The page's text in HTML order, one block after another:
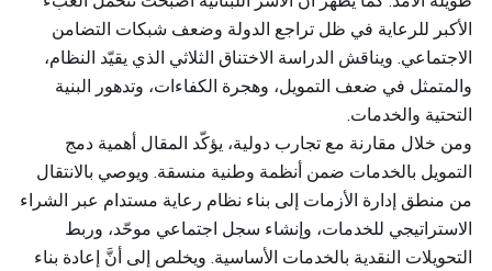
الأكبر للرعاية في ظل تراجع الدولة وضعف شبكات التضامن
الاجتماعي. ويناقش الدراسة الاختناق الثلاثي الذي يقيّد النظام،
والمتمثل في ضعف التمويل، وهجرة الكفاءات، وتدهور البنية
التحتية والخدمات.
ومن خلال مقارنة مع تجارب دولية، يؤكّد المقال أهمية دمج
التمويل بالخدمات ضمن أنظمة وطنية منسقة. ويوصي بالانتقال
من منطق إدارة الأزمات إلى بناء نظام رعاية مستدام عبر الشراء
الاستراتيجي للخدمات، وإنشاء سجل اجتماعي موحّد، وربط
التحويلات النقدية بالخدمات الأساسية. ويخلص إلى أنَّ إعادة بناء